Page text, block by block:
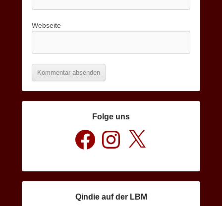
Webseite
Folge uns
Facebook Instagram
Qindie auf der LBM